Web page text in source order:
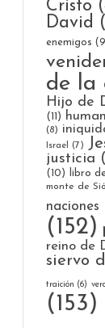
Cristo
David
enemigos
de la
Hijo de
(11)
(8)
Israel (7)
justicia
(10)
libro
monte de
naciones
(152)
reino de
siervo
traición (6)
(153)